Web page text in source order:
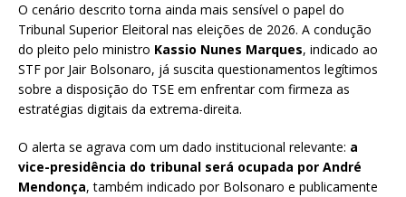
O cenário descrito torna ainda mais sensível o papel do
Tribunal Superior Eleitoral nas eleições de 2026. A condução
do pleito pelo ministro Kassio Nunes Marques, indicado ao
STF por Jair Bolsonaro, já suscita questionamentos legítimos
sobre a disposição do TSE em enfrentar com firmeza as
estratégias digitais da extrema-direita.
O alerta se agrava com um dado institucional relevante: a
vice-presidência do tribunal será ocupada por André
Mendonça, também indicado por Bolsonaro e publicamente